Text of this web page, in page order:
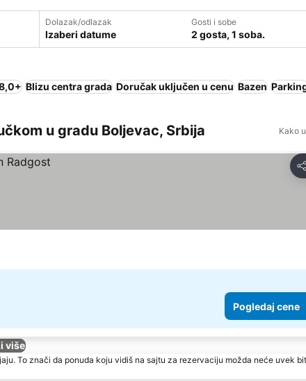
Dolazak/odlazak
Izaberi datume
Gosti i sobe
2 gosta, 1 soba.
Blizu centra grada Doručak uključen u cenu Bazen
u gradu Boljevac, Srbija Kako
Pogledaj cene
više
To znači da ponuda koju vidiš na sajtu za rezervaciju možda neće uvek